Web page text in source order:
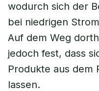
wodurch sich der
bei niedrigen
Auf dem Weg
jedoch fest, dass
Produkte aus dem
lassen.